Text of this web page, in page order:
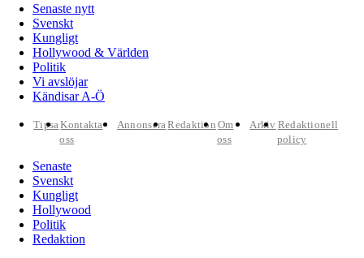
Senaste nytt
Svenskt
Kungligt
Hollywood & Världen
Politik
Vi avslöjar
Kändisar A-Ö
TipsaKontakta
oss
AnnonseraRedaktion Om
oss
Arkiv Redaktionell
policy
Senaste
Svenskt
Kungligt
Hollywood
Politik
Redaktion